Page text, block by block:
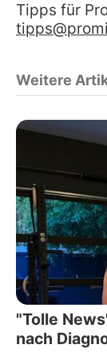
Tipps für
Weitere
"Tolle
nach